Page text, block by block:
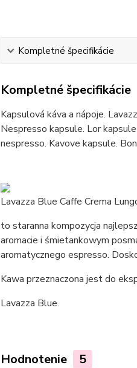
Kompletné špecifikácie
Kompletné špecifikácie
Kapsulová káva a nápoje.
Nespresso kapsule. Lor
nespresso. Kavove kapsule.
Lavazza Blue Caffe Crema
to staranna kompozycja
aromacie i śmietankowym
aromatycznego espresso.
Kawa przeznaczona jest do
Lavazza Blue.
Hodnotenie 5